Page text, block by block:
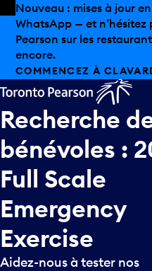
Skip to offers
Passer au contenu
Nouveau : mises à jour
WhatsApp — et n’hésitez
Pearson sur les
encore.
COMMENCEZ À
Recherche
bénévoles :
Full Scale
Emergency
Exercise
Aidez-nous à tester nos